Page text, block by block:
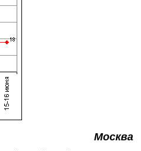
Москва